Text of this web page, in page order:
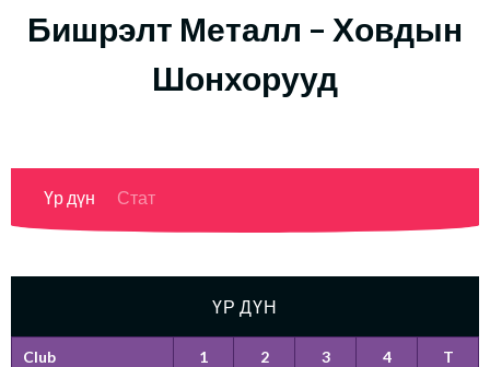
Бишрэлт Металл – Ховдын
Шонхорууд
Үр дүн Стат
ҮР ДҮН
Club 1 2 3 4 T